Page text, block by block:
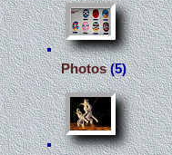
Photos(5)